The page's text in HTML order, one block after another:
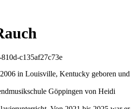
in Louisville, Kentucky geboren und
Göppingen von Heidi